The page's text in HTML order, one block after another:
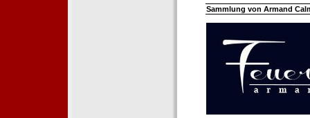
Sammlung von Armand